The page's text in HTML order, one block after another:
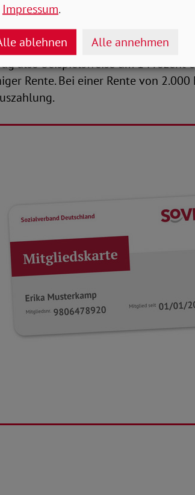
die Rentenversicherung direkt an
also beispielsweise um 1 Prozent
Rente. Bei einer Rente von 2.000
Impressum.
ablehnen Alle annehmen